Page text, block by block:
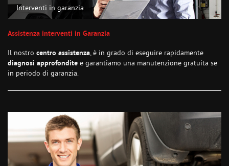
Interventi in garanzia
Assistenza interventi in Garanzia
Il nostro centro assistenza, è in grado di eseguire rapidamente
diagnosi approfondite e garantiamo una manutenzione gratuita se
in periodo di garanzia.